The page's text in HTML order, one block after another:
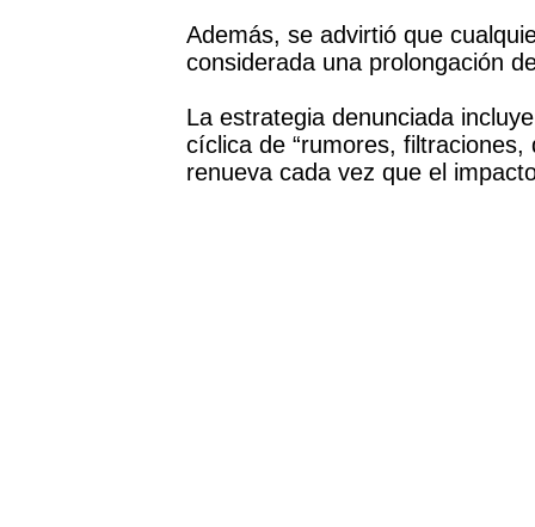
Además, se advirtió que
considerada una prolongación
La estrategia denunciada
cíclica de “rumores,
renueva cada vez que el